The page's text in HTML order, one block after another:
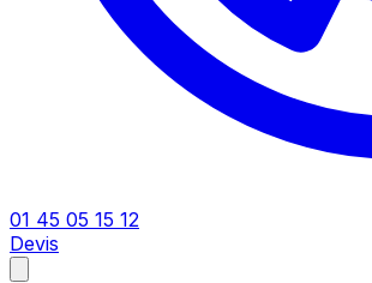
01 45 05 15 12
Devis